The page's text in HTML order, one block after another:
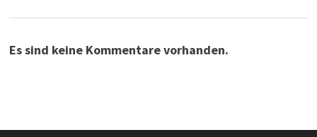
Es sind keine Kommentare vorhanden.